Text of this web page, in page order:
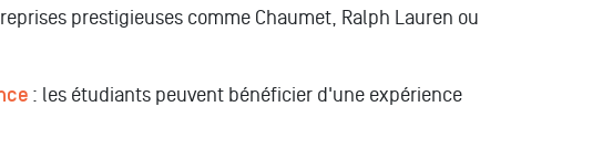
prestigieuses comme Chaumet, Ralph Lauren ou
: les étudiants peuvent bénéficier d'une expérience